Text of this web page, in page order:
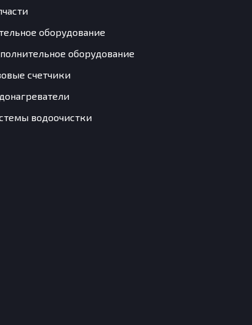
оборудование
оборудование
счетчики
водоочистки